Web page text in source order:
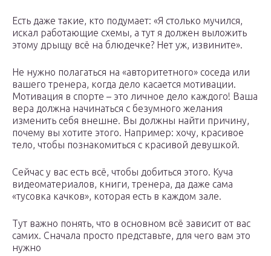
Есть даже такие, кто подумает: «Я столько мучился,
искал работающие схемы, а тут я должен выложить
этому дрыщу всё на блюдечке? Нет уж, извините».
Не нужно полагаться на «авторитетного» соседа или
вашего тренера, когда дело касается мотивации.
Мотивация в спорте – это личное дело каждого! Ваша
вера должна начинаться с безумного желания
изменить себя внешне. Вы должны найти причину,
почему вы хотите этого. Например: хочу, красивое
тело, чтобы познакомиться с красивой девушкой.
Сейчас у вас есть всё, чтобы добиться этого. Куча
видеоматериалов, книги, тренера, да даже сама
«тусовка качков», которая есть в каждом зале.
Тут важно понять, что в основном всё зависит от вас
самих. Сначала просто представьте, для чего вам это
нужно